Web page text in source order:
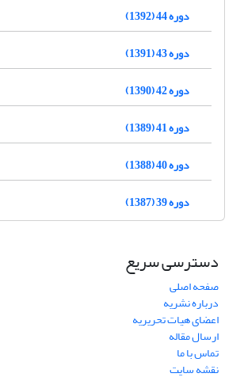
دوره 44 (1392)
دوره 43 (1391)
دوره 42 (1390)
دوره 41 (1389)
دوره 40 (1388)
دوره 39 (1387)
دسترسی سریع
صفحه اصلی
درباره نشریه
اعضای هیات تحریریه
ارسال مقاله
تماس با ما
نقشه سایت